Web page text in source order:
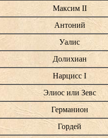
Максим II
Антоний
Уалис
Долихиан
Нарцисс I
Элиос или Зевс
Германион
Гордей